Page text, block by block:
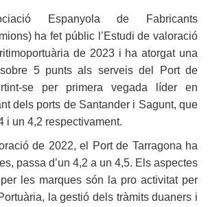
Espanyola de Fabricants
ha fet públic l’Estudi de valoració
de 2023 i ha atorgat una
5 punts als serveis del Port de
se per primera vegada líder en
dels ports de Santander i Sagunt, que
i un 4,2 respectivament.
de 2022, el Port de Tarragona ha
passa d’un 4,2 a un 4,5. Els aspectes
les marques són la pro activitat per
la gestió dels tràmits duaners i